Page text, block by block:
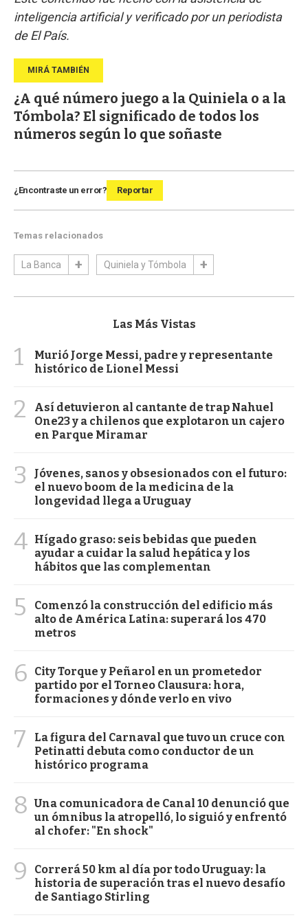
inteligencia artificial y verificado por un periodista
de El País.
¿A qué número juego a la Quiniela o a la
Tómbola? El significado de todos los
números según lo que soñaste
¿Encontraste un error? Reportar
Temas relacionados
La Banca Quiniela y Tómbola
Las Más Vistas
1
Murió Jorge Messi, padre y representante
histórico de Lionel Messi
2
Así detuvieron al cantante de trap Nahuel
One23 y a chilenos que explotaron un cajero
en Parque Miramar
3
Jóvenes, sanos y obsesionados con el futuro:
el nuevo boom de la medicina de la
longevidad llega a Uruguay
4 Hígado graso: seis bebidas que pueden
ayudar a cuidar la salud hepática y los
hábitos que las complementan
5
Comenzó la construcción del edificio más
alto de América Latina: superará los 470
metros
6
City Torque y Peñarol en un prometedor
partido por el Torneo Clausura: hora,
formaciones y dónde verlo en vivo
7
La figura del Carnaval que tuvo un cruce con
Petinatti debuta como conductor de un
histórico programa
8 Una comunicadora de Canal 10 denunció que
un ómnibus la atropelló, lo siguió y enfrentó
al chofer: "En shock"
9
Correrá 50 km al día por todo Uruguay: la
historia de superación tras el nuevo desafío
de Santiago Stirling